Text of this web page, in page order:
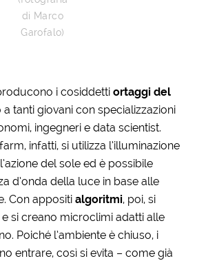
di Marco
Garofalo)
i cosiddettiortaggi del
tanti giovani con specializzazioni
ingegneri e data scientist.
infatti, si utilizza l’illuminazione
del sole ed è possibile
d’onda della luce in base alle
Con appositialgoritmi, poi, si
si creano microclimi adatti alle
Poiché l’ambiente è chiuso, i
entrare, così si evita – come già